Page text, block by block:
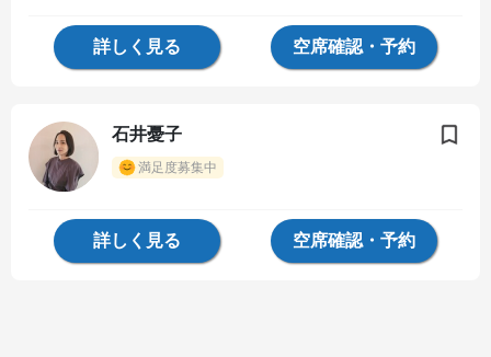
詳しく見る 空席確認・予約
石井憂子
満足度募集中
詳しく見る 空席確認・予約